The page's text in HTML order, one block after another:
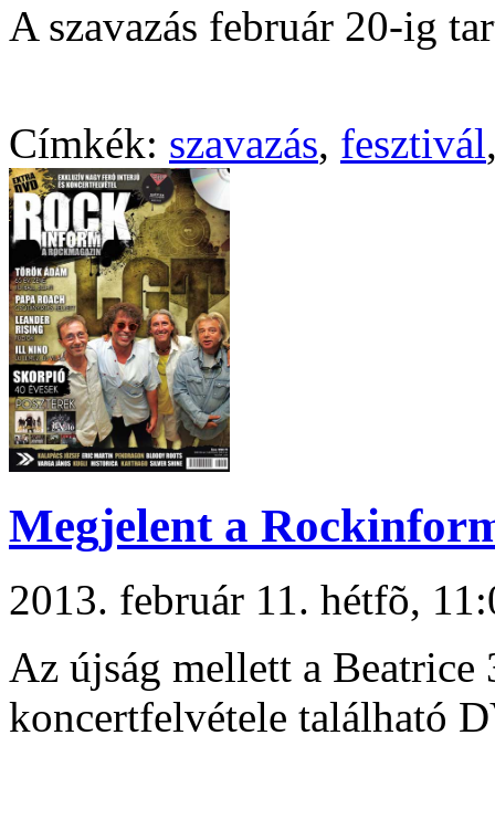
A szavazás február 20-ig
Címkék: szavazás, fesztivál
Megjelent a
2013. február 11. hétfõ,
Az újság mellett a Beatrice
koncertfelvétele található